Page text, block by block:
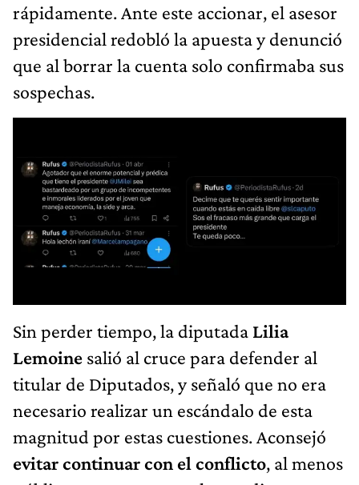
rápidamente. Ante este accionar, el asesor
presidencial redobló la apuesta y denunció
que al borrar la cuenta solo confirmaba sus
sospechas.
Sin perder tiempo, la diputada Lilia
Lemoine salió al cruce para defender al
titular de Diputados, y señaló que no era
necesario realizar un escándalo de esta
magnitud por estas cuestiones. Aconsejó
evitar continuar con el conflicto, al menos